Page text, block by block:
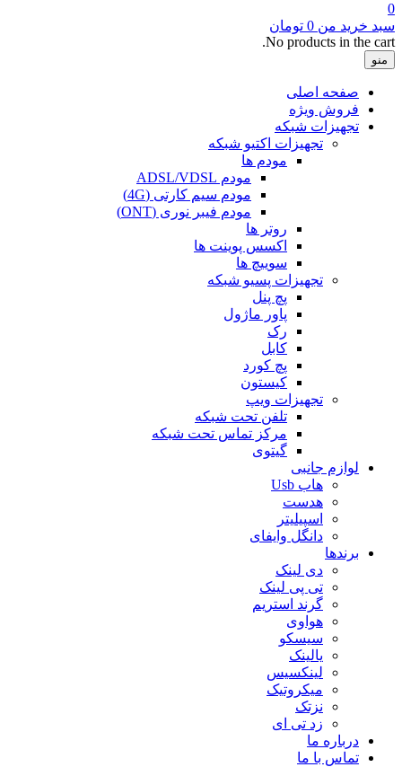
0
سبد خرید من 0 تومان
No products in the cart.
منو
صفحه اصلی
فروش ویژه
تجهیزات شبکه
تجهیزات اکتیو شبکه
مودم ها
مودم ADSL/VDSL
مودم سیم کارتی (4G)
مودم فیبر نوری (ONT)
روتر ها
اکسس پوینت ها
سوییچ ها
تجهیزات پسیو شبکه
پچ پنل
پاور ماژول
رک
کابل
پچ کورد
کیستون
تجهیزات ویپ
تلفن تحت شبکه
مرکز تماس تحت شبکه
گیتوی
لوازم جانبی
هاب Usb
هدست
اسپیلیتر
دانگل وایفای
برندها
دی لینک
تی پی لینک
گرند استریم
هواوی
سیسکو
یالینک
لینکسیس
میکروتیک
نزتک
زد تی ای
درباره ما
تماس با ما